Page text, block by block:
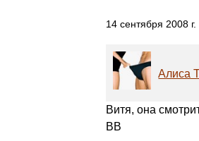
14 сентября 2008
Алиса
Витя, она
ВВ